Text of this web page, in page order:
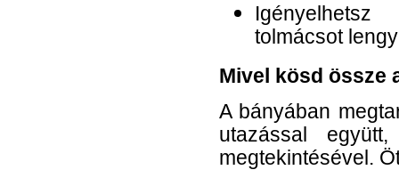
tolmácsot
Mivel kösd össze
A bányában
utazással
megtekintésével.